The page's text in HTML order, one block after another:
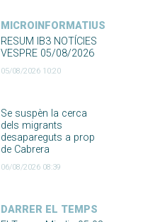
MICROINFORMATIUS
RESUM IB3 NOTÍCIES
VESPRE 05/08/2026
05/08/2026 10:20
Se suspèn la cerca
dels migrants
desapareguts a prop
de Cabrera
06/08/2026 08:39
DARRER EL TEMPS